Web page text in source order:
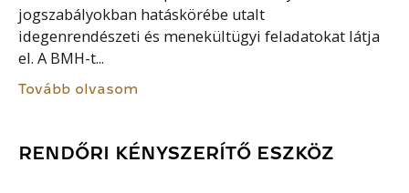
jogszabályokban hatáskörébe utalt
idegenrendészeti és menekültügyi feladatokat látja
el. A BMH-t...
Tovább olvasom
RENDŐRI KÉNYSZERÍTŐ ESZKÖZ